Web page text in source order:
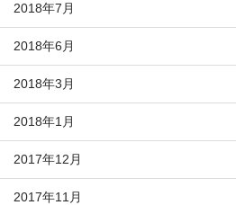
2018年7月
2018年6月
2018年3月
2018年1月
2017年12月
2017年11月